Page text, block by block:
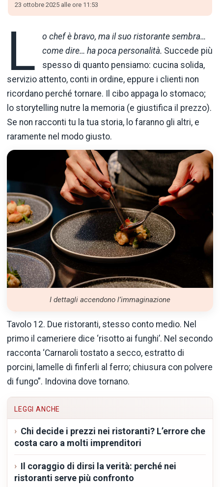
23 ottobre 2025 alle ore 11:53
L
o chef è bravo, ma il suo ristorante sembra…
come dire… ha poca personalità. Succede più
spesso di quanto pensiamo: cucina solida,
servizio attento, conti in ordine, eppure i clienti non
ricordano perché tornare. Il cibo appaga lo stomaco;
lo storytelling nutre la memoria (e giustifica il prezzo).
Se non racconti tu la tua storia, lo faranno gli altri, e
raramente nel modo giusto.
I dettagli accendono l’immaginazione
Tavolo 12. Due ristoranti, stesso conto medio. Nel
primo il cameriere dice ‘risotto ai funghi’. Nel secondo
racconta ‘Carnaroli tostato a secco, estratto di
porcini, lamelle di finferli al ferro; chiusura con polvere
di fungo”. Indovina dove tornano.
LEGGI ANCHE
Chi decide i prezzi nei ristoranti? L’errore che
costa caro a molti imprenditori
Il coraggio di dirsi la verità: perché nei
ristoranti serve più confronto